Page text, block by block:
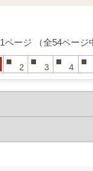
1ページ （全54ページ
2 3 4